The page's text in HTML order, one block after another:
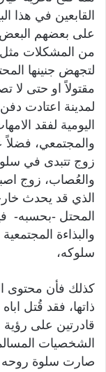
القابعين في هذا
على بعضهم البعض
من المشكلات
لتجهض جنينها
مقتولاً او حتى لا
لمدينة اعتادت
اليومية لفقد
والمجتمعي، فضلاً
زوج تتبدى في
والعُصاب، زوج
الذي قد يحدث
المحتل -بحسبه-
والبذاءة
سلوكه،
كذلك فأن محتوى
ذاتها، فقد قُتل
قادرتين على رؤية
الشخصيات
صارت سلوة روحه